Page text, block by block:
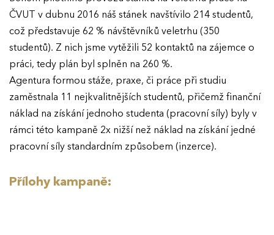
ČVUT v dubnu 2016 náš stánek navštívilo 214 studentů,
což představuje 62 % návštěvníků veletrhu (350
studentů). Z nich jsme vytěžili 52 kontaktů na zájemce o
práci, tedy plán byl splněn na 260 %.
Agentura formou stáže, praxe, či práce při studiu
zaměstnala 11 nejkvalitnějších studentů, přičemž finanční
náklad na získání jednoho studenta (pracovní síly) byly v
rámci této kampaně 2x nižší než náklad na získání jedné
pracovní síly standardním způsobem (inzerce).
Přílohy kampaně: